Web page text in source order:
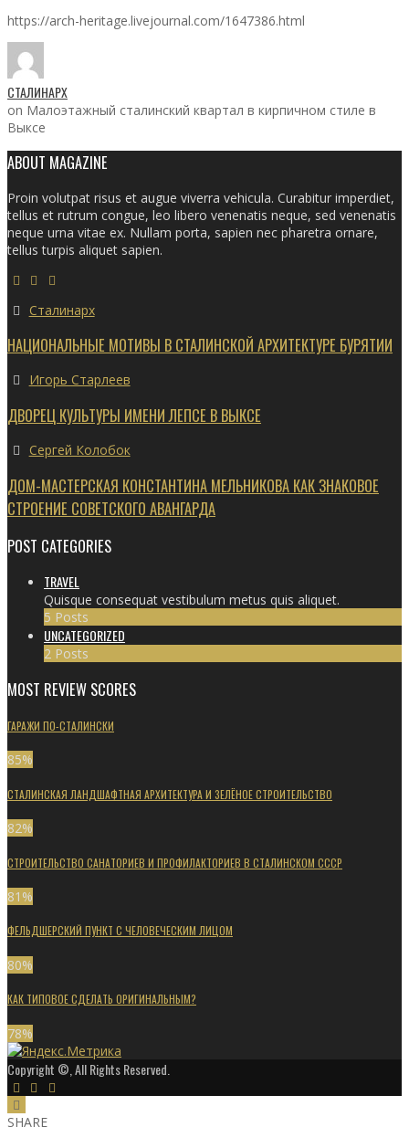
https://arch-heritage.livejournal.com/1647386.html
СТАЛИНАРХ
on Малоэтажный сталинский квартал в кирпичном стиле в
Выксе
ABOUT MAGAZINE
Proin volutpat risus et augue viverra vehicula. Curabitur imperdiet,
tellus et rutrum congue, leo libero venenatis neque, sed venenatis
neque urna vitae ex. Nullam porta, sapien nec pharetra ornare,
tellus turpis aliquet sapien.
Сталинарх
НАЦИОНАЛЬНЫЕ МОТИВЫ В СТАЛИНСКОЙ АРХИТЕКТУРЕ БУРЯТИИ
Игорь Старлеев
ДВОРЕЦ КУЛЬТУРЫ ИМЕНИ ЛЕПСЕ В ВЫКСЕ
Сергей Колобок
ДОМ-МАСТЕРСКАЯ КОНСТАНТИНА МЕЛЬНИКОВА КАК ЗНАКОВОЕ
СТРОЕНИЕ СОВЕТСКОГО АВАНГАРДА
POST CATEGORIES
TRAVEL
Quisque consequat vestibulum metus quis aliquet.
5 Posts
UNCATEGORIZED
2 Posts
MOST REVIEW SCORES
ГАРАЖИ ПО-СТАЛИНСКИ
85%
СТАЛИНСКАЯ ЛАНДШАФТНАЯ АРХИТЕКТУРА И ЗЕЛЁНОЕ СТРОИТЕЛЬСТВО
82%
СТРОИТЕЛЬСТВО САНАТОРИЕВ И ПРОФИЛАКТОРИЕВ В СТАЛИНСКОМ СССР
81 %
ФЕЛЬДШЕРСКИЙ ПУНКТ С ЧЕЛОВЕЧЕСКИМ ЛИЦОМ
80%
КАК ТИПОВОЕ СДЕЛАТЬ ОРИГИНАЛЬНЫМ?
78%
Copyright ©, All Rights Reserved.
SHARE